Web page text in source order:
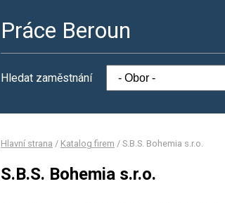
Práce Beroun
Hledat zaměstnání
Hlavní strana / Katalog firem / S.B.S. Bohemia s.r.o.
S.B.S. Bohemia s.r.o.